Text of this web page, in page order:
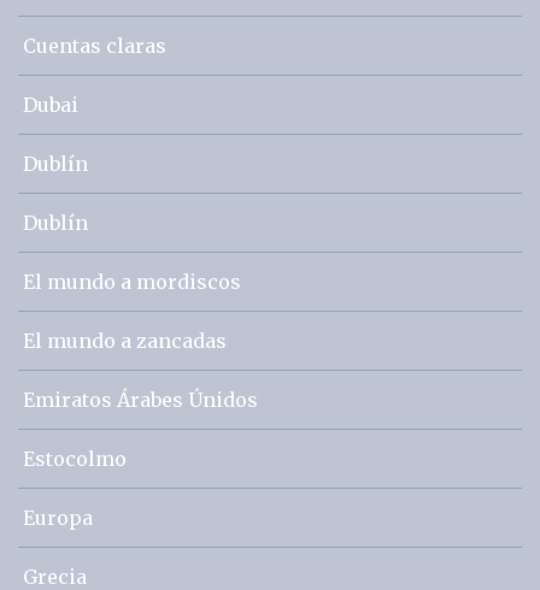
Cuentas claras
Dubai
Dublín
Dublín
El mundo a mordiscos
El mundo a zancadas
Emiratos Árabes Únidos
Estocolmo
Europa
Grecia